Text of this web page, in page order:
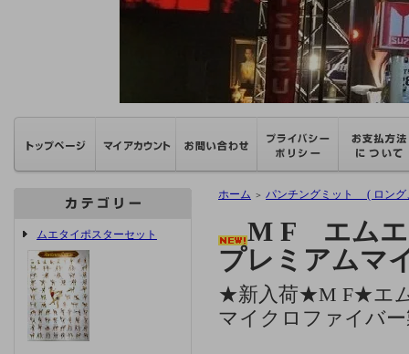
ムエタイポスターセット
ホーム ＞ パンチングミット ( ロング
M F エム
プレミアムマ
★新入荷★M F★エ
マイクロファイバ